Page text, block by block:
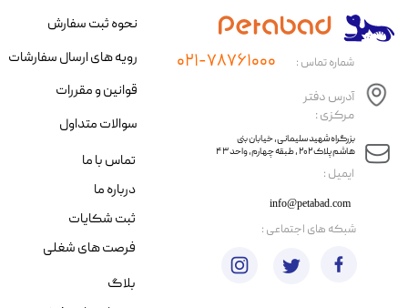
​ایمیل :
آدرس دفتر
مرکزی :
info@petabad.com
​​بزرگراه شهید سلیمانی، خیابان بنی
هاشم پلاک ۲۰۲ ، طبقه چهارم، واحد ۴۳
شماره تماس : ۰۲۱-۷۸۷۶۱۰۰۰
نحوه ثبت سفارش
رویه های ارسال سفارشات
قوانین و مقررات
سوالات متداول
تماس با ما
درباره ما
ثبت شکایات
فرصت های شغلی
​شبکه های اجتماعی :
بلاگ